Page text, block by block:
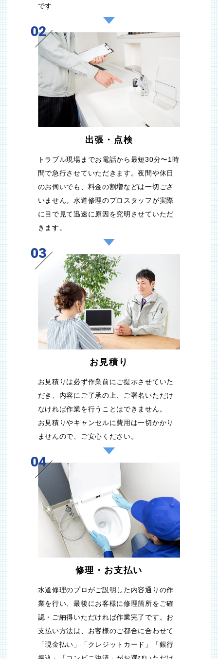
です
02
出張・点検
トラブル現場までお電話から最短30分〜1時
間で急行させていただきます。夜間や休日
のお伺いでも、料金の割増などは一切ござ
いません。水道修理のプロスタッフが実際
に目で見て迅速に原因を究明させていただ
きます。
03
お見積り
お見積りは必ず作業前にご提示させていた
だき、内容にご了承の上、ご署名いただけ
なければ作業を行うことはできません。
お見積りやキャンセルに費用は一切かかり
ませんので、ご安心ください。
04
修理・お支払い
水道修理のプロがご説明した内容通りの作
業を行い、最後にお客様に修理箇所をご確
認・ご納得いただければ作業完了です。お
支払い方法は、お客様のご都合に合わせて
「現金払い」「クレジットカード」「銀行